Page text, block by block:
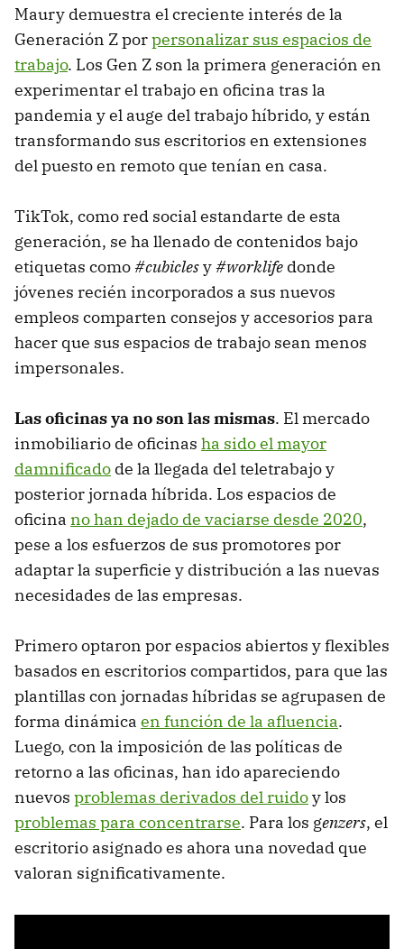
Maury demuestra el creciente interés de la
Generación Z porpersonalizar sus espacios de
trabajo. Los Gen Z son la primera generación en
experimentar el trabajo en oficina tras la
pandemia y el auge del trabajo híbrido, y están
transformando sus escritorios en extensiones
del puesto en remoto que tenían en casa.
TikTok, como red social estandarte de esta
generación, se ha llenado de contenidos bajo
etiquetas como#cubiclesy#worklife donde
jóvenes recién incorporados a sus nuevos
empleos comparten consejos y accesorios para
hacer que sus espacios de trabajo sean menos
impersonales.
Las oficinas ya no son las mismas. El mercado
inmobiliario de oficinas ha sido el mayor
damnificado de la llegada del teletrabajo y
posterior jornada híbrida. Los espacios de
oficina no han dejado de vaciarse desde 2020,
pese a los esfuerzos de sus promotores por
adaptar la superficie y distribución a las nuevas
necesidades de las empresas.
Primero optaron por espacios abiertos y flexibles
basados en escritorios compartidos, para que las
plantillas con jornadas híbridas se agrupasen de
forma dinámica en función de la afluencia.
Luego, con la imposición de las políticas de
retorno a las oficinas, han ido apareciendo
nuevos problemas derivados del ruidoy los
problemas para concentrarse. Para los genzers, el
escritorio asignado es ahora una novedad que
valoran significativamente.